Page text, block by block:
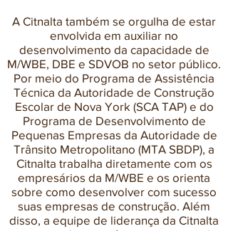
A Citnalta também se orgulha de estar
envolvida em auxiliar no
desenvolvimento da capacidade de
M/WBE, DBE e SDVOB no setor público.
Por meio do Programa de Assistência
Técnica da Autoridade de Construção
Escolar de Nova York (SCA TAP) e do
Programa de Desenvolvimento de
Pequenas Empresas da Autoridade de
Trânsito Metropolitano (MTA SBDP), a
Citnalta trabalha diretamente com os
empresários da M/WBE e os orienta
sobre como desenvolver com sucesso
suas empresas de construção. Além
disso, a equipe de liderança da Citnalta